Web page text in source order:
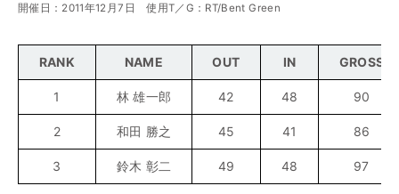
開催日：2011年12月7日 使用T／G：RT/Bent Green
RANK NAME OUT IN GROSS
1 林 雄一郎 42 48 90
2 和田 勝之 45 41 86
3 鈴木 彰二 49 48 97